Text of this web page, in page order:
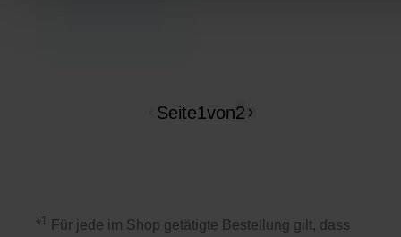
Seite1von2
*1
Für jede im Shop getätigte Bestellung gilt, dass